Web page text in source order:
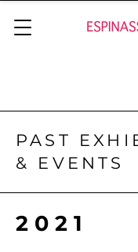
PAST
& EVENTS
2021